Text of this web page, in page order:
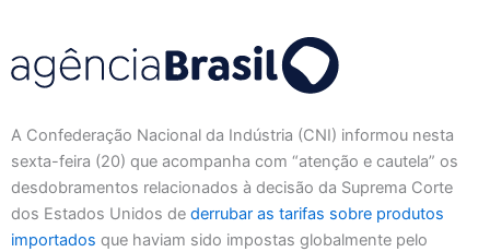
A Confederação Nacional da Indústria (CNI) informou nesta
sexta-feira (20) que acompanha com “atenção e cautela” os
desdobramentos relacionados à decisão da Suprema Corte
dos Estados Unidos de derrubar as tarifas sobre produtos
importados que haviam sido impostas globalmente pelo